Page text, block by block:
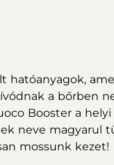
hatóanyagok,
a bőrben
Booster a helyi
neve magyarul
mossunk kezet!